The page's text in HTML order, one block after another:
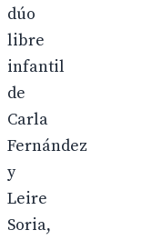
dúo
libre
infantil
de
Carla
Fernández
y
Leire
Soria,